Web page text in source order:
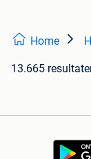
Home
13.665